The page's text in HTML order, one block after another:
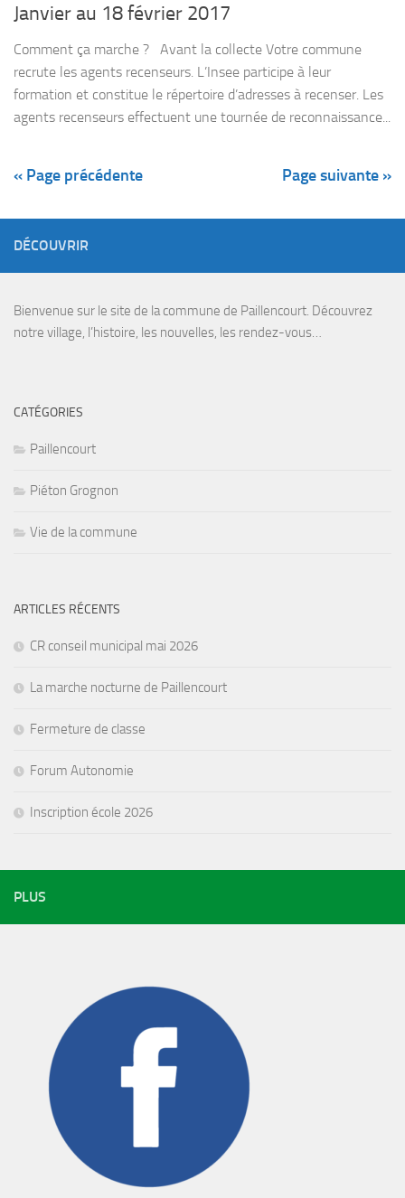
Janvier au 18 février 2017
Comment ça marche ? Avant la collecte Votre commune
recrute les agents recenseurs. L’Insee participe à leur
formation et constitue le répertoire d’adresses à recenser. Les
agents recenseurs effectuent une tournée de reconnaissance...
« Page précédente Page suivante »
DÉCOUVRIR
Bienvenue sur le site de la commune de Paillencourt. Découvrez
notre village, l’histoire, les nouvelles, les rendez-vous…
CATÉGORIES
Paillencourt
Piéton Grognon
Vie de la commune
ARTICLES RÉCENTS
CR conseil municipal mai 2026
La marche nocturne de Paillencourt
Fermeture de classe
Forum Autonomie
Inscription école 2026
PLUS